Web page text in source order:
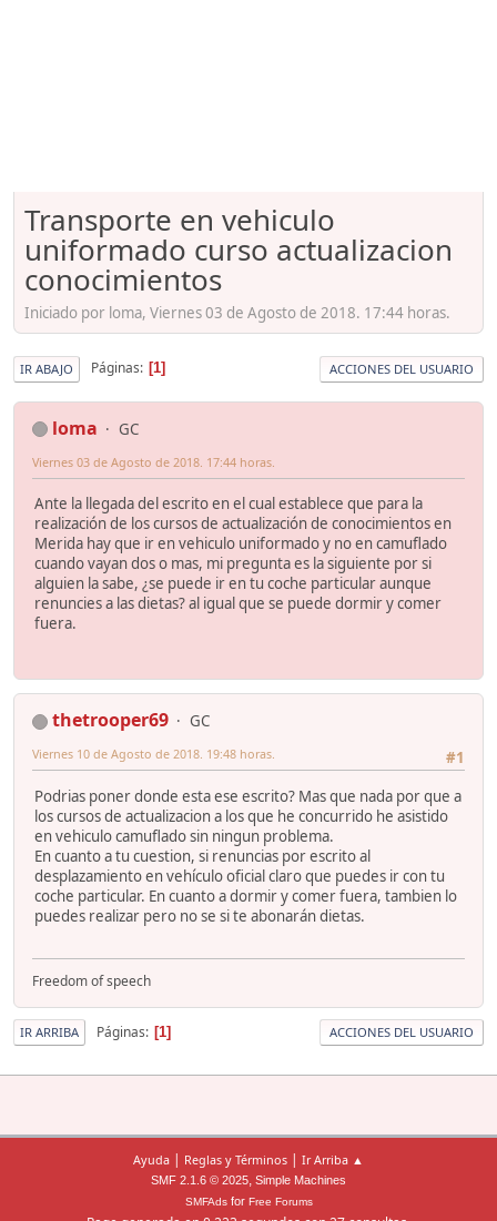
Transporte en vehiculo
uniformado curso actualizacion
conocimientos
Iniciado por loma, Viernes 03 de Agosto de 2018. 17:44 horas.
IR ABAJO Páginas 1 ACCIONES DEL USUARIO
loma GC
Viernes 03 de Agosto de 2018. 17:44 horas.
Ante la llegada del escrito en el cual establece que para la
realización de los cursos de actualización de conocimientos en
Merida hay que ir en vehiculo uniformado y no en camuflado
cuando vayan dos o mas, mi pregunta es la siguiente por si
alguien la sabe, ¿se puede ir en tu coche particular aunque
renuncies a las dietas? al igual que se puede dormir y comer
fuera.
thetrooper69
GC
#1
Viernes 10 de Agosto de 2018. 19:48 horas.
Podrias poner donde esta ese escrito? Mas que nada por que a
los cursos de actualizacion a los que he concurrido he asistido
en vehiculo camuflado sin ningun problema.
En cuanto a tu cuestion, si renuncias por escrito al
desplazamiento en vehículo oficial claro que puedes ir con tu
coche particular. En cuanto a dormir y comer fuera, tambien lo
puedes realizar pero no se si te abonarán dietas.
Freedom of speech
IR ARRIBA Páginas 1 ACCIONES DEL USUARIO
Ayuda | Reglas y Términos | Ir Arriba ▲
SMF 2.1.6 © 2025, Simple Machines
SMFAdsfor Free Forums